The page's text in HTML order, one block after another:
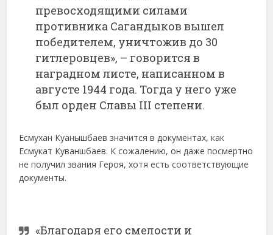
превосходящими силами
противника Сагандыков вышел
победителем, уничтожив до 30
гитлеровцев», – говорится в
наградном листе, написанном в
августе 1944 года. Тогда у него уже
был орден Славы III степени.
Есмухан Куанышбаев значится в документах, как
Есмукат Куваншбаев. К сожалению, он даже посмертно
не получил звания Героя, хотя есть соответствующие
документы.
«Благодаря его смелости и